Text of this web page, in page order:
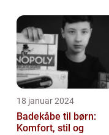
forb...
18 januar 2024
Badekåbe til børn:
Komfort, stil og